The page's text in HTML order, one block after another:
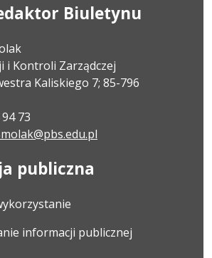
Biuletynu
i Kontroli Zarządczej
Kaliskiego 7; 85-796
73
publiczna
informacji publicznej